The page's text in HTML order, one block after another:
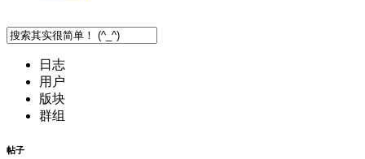
日志
用户
版块
群组
帖子